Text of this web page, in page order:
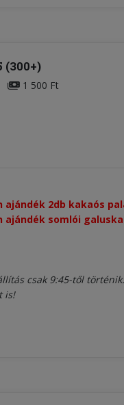
(300+)
1 500 Ft
ajándék 2db kakaós
ajándék somlói
csak 9:45-től történik.
is!